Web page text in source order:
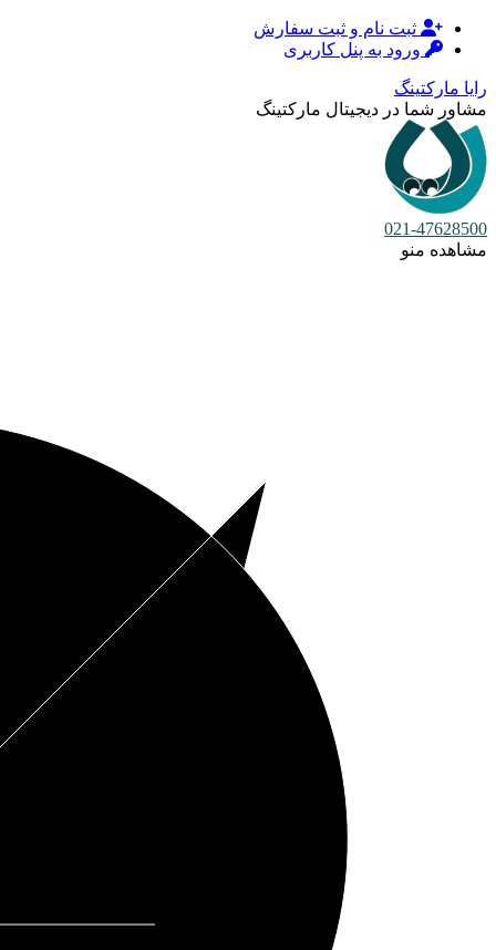
ثبت نام و ثبت سفارش
ورود به پنل کاربری
رایا مارکتینگ
مشاور شما در دیجیتال مارکتینگ
021-47628500
مشاهده منو